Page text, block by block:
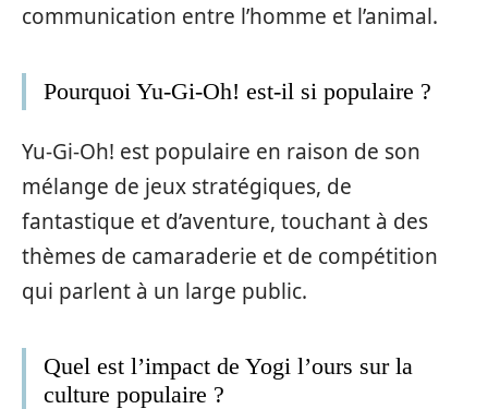
communication entre l’homme et l’animal.
Pourquoi Yu-Gi-Oh! est-il si populaire ?
Yu-Gi-Oh! est populaire en raison de son
mélange de jeux stratégiques, de
fantastique et d’aventure, touchant à des
thèmes de camaraderie et de compétition
qui parlent à un large public.
Quel est l’impact de Yogi l’ours sur la
culture populaire ?